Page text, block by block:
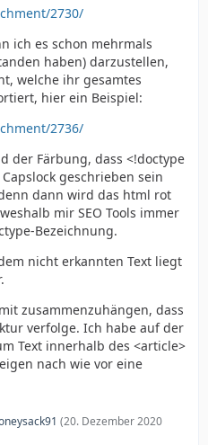
2730/
ich es schon mehrmals
haben) darzustellen,
welche ihr gesamtes
hier ein Beispiel:
2736/
der Färbung, dass <!doctype
geschrieben sein
dann wird das html rot
mir SEO Tools immer
Bezeichnung.
nicht erkannten Text liegt
zusammenzuhängen, dass
verfolge. Ich habe auf der
Text innerhalb des <article>
nach wie vor eine
(20. Dezember 2020